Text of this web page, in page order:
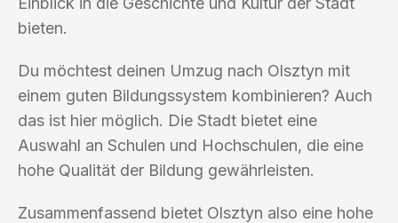
bieten.
Du möchtest deinen Umzug nach Olsztyn mit
einem guten Bildungssystem kombinieren? Auch
das ist hier möglich. Die Stadt bietet eine
Auswahl an Schulen und Hochschulen, die eine
hohe Qualität der Bildung gewährleisten.
Zusammenfassend bietet Olsztyn also eine hohe